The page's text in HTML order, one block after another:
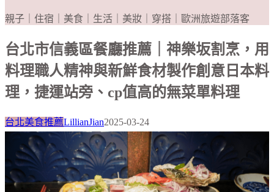
親子｜住宿｜美食｜生活｜美妝｜穿搭｜歐洲旅遊部落客
台北市信義區餐廳推薦｜神樂坂割烹，用
料理職人精神與新鮮食材製作創意日本料
理，捷運站旁、cp值高的無菜單料理
台北美食推薦LillianJian2025-03-24